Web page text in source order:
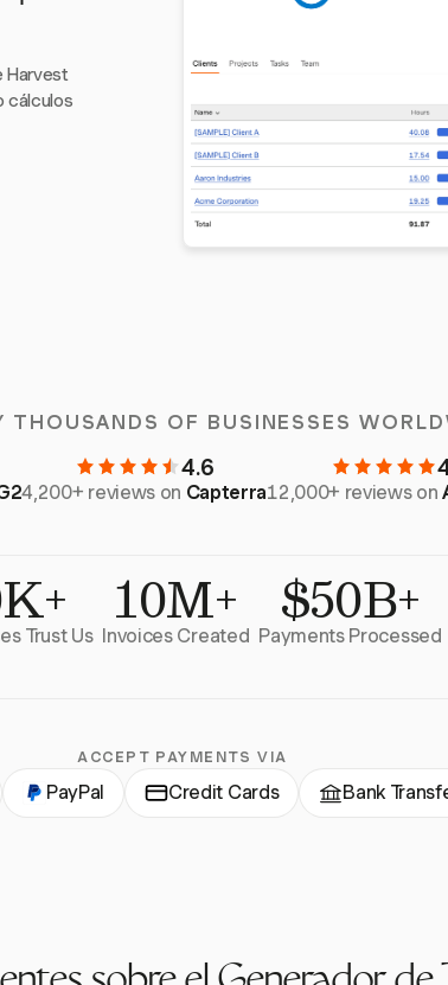
Harvest
cálculos
THOUSANDS OF BUSINESSES
4.6
4,200+ reviews on Capterra12,000+ reviews on
Trust Us 10M+
Invoices Created $50B+
Payments Processed
ACCEPT PAYMENTS VIA
PayPal Credit Cards Bank